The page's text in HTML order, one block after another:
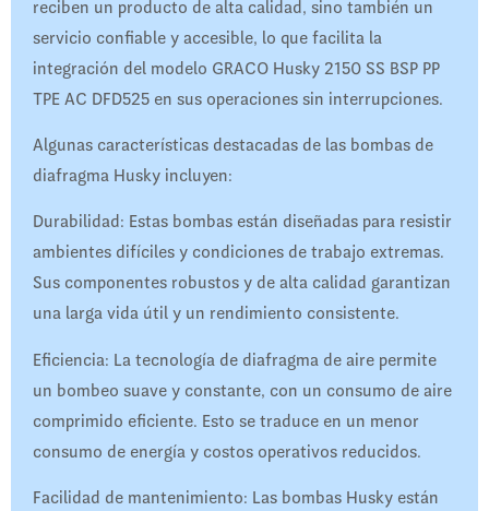
reciben un producto de alta calidad, sino también un
servicio confiable y accesible, lo que facilita la
integración del modelo GRACO Husky 2150 SS BSP PP
TPE AC DFD525 en sus operaciones sin interrupciones.
Algunas características destacadas de las bombas de
diafragma Husky incluyen:
Durabilidad: Estas bombas están diseñadas para resistir
ambientes difíciles y condiciones de trabajo extremas.
Sus componentes robustos y de alta calidad garantizan
una larga vida útil y un rendimiento consistente.
Eficiencia: La tecnología de diafragma de aire permite
un bombeo suave y constante, con un consumo de aire
comprimido eficiente. Esto se traduce en un menor
consumo de energía y costos operativos reducidos.
Facilidad de mantenimiento: Las bombas Husky están